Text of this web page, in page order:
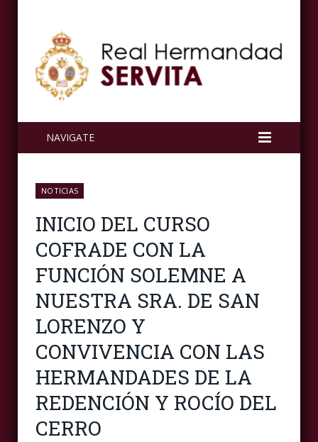
NAVIGATE
NOTICIAS
INICIO DEL CURSO
COFRADE CON LA
FUNCIÓN SOLEMNE A
NUESTRA SRA. DE SAN
LORENZO Y
CONVIVENCIA CON LAS
HERMANDADES DE LA
REDENCIÓN Y ROCÍO DEL
CERRO